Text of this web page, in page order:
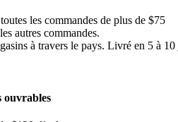
les commandes de plus de $75
autres commandes.
à travers le pays. Livré en 5 à 10
ouvrables